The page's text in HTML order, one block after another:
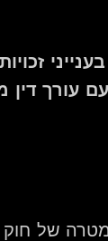
זכויות
עורך דין
של חוק